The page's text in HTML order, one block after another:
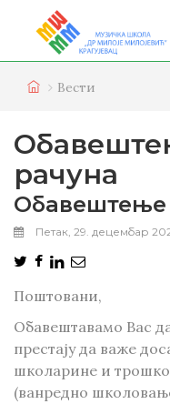
Вести
рачуна
Обавештење
Петак, 29. децембар
Поштовани,
Обавештавамо Вас
престају да важе
школарине и
(ванредно